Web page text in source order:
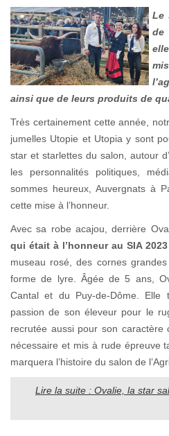
Le
de
ainsi que de leurs produits de
Très certainement cette année,
jumelles Utopie et Utopia y sont
star et starlettes du salon, autour
les personnalités politiques,
sommes heureux, Auvergnats à
cette mise à l’honneur.
Avec sa robe acajou, derrière
qui était à l’honneur au SIA 2023
museau rosé, des cornes
forme de lyre. Âgée de 5 ans,
Cantal et du Puy-de-Dôme.
passion de son éleveur pour le
recrutée aussi pour son
nécessaire et mis à rude épreuve
marquera l’histoire du salon de
Lire la suite : Ovalie, la star